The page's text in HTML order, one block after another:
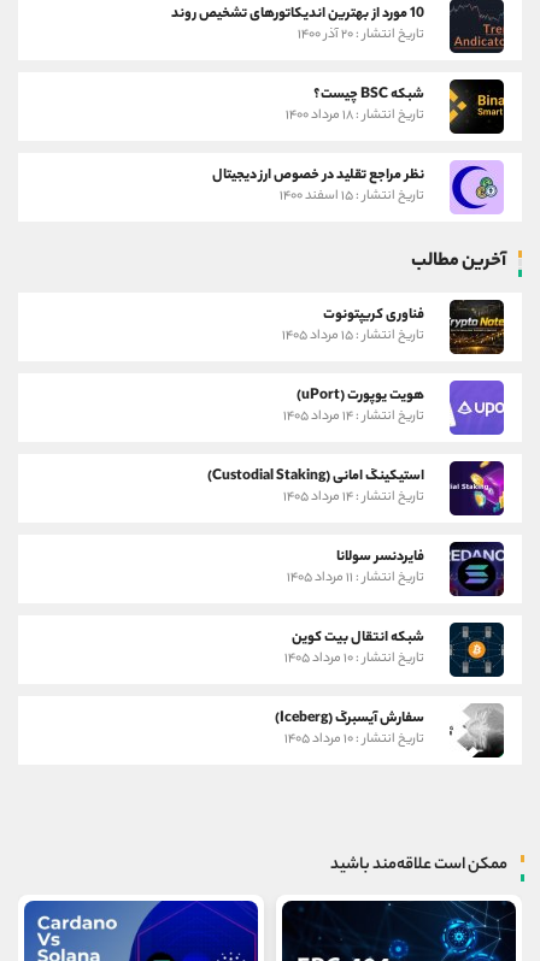
10 مورد از بهترین اندیکاتورهای تشخیص روند
تاریخ انتشار : ۲۰ آذر ۱۴۰۰
شبکه BSC چیست؟
تاریخ انتشار : ۱۸ مرداد ۱۴۰۰
نظر مراجع تقلید در خصوص ارز دیجیتال
تاریخ انتشار : ۱۵ اسفند ۱۴۰۰
آخرین مطالب
فناوری کریپتونوت
تاریخ انتشار : ۱۵ مرداد ۱۴۰۵
هویت یوپورت (uPort)
تاریخ انتشار : ۱۴ مرداد ۱۴۰۵
استیکینگ امانی (Custodial Staking)
تاریخ انتشار : ۱۴ مرداد ۱۴۰۵
فایردنسر سولانا
تاریخ انتشار : ۱۱ مرداد ۱۴۰۵
شبکه انتقال بیت کوین
تاریخ انتشار : ۱۰ مرداد ۱۴۰۵
سفارش آیسبرگ (Iceberg)
تاریخ انتشار : ۱۰ مرداد ۱۴۰۵
ممکن است علاقه‌مند باشید